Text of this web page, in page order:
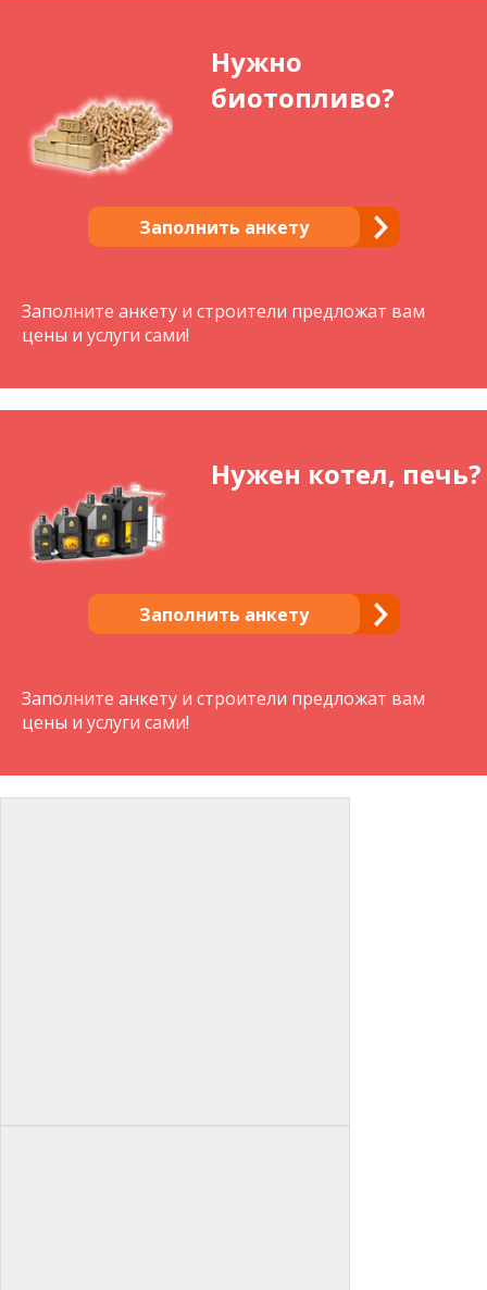
Нужно
биотопливо?
Заполнить анкету
Заполните анкету и строители предложат вам
цены и услуги сами!
Нужен котел, печь?
Заполнить анкету
Заполните анкету и строители предложат вам
цены и услуги сами!